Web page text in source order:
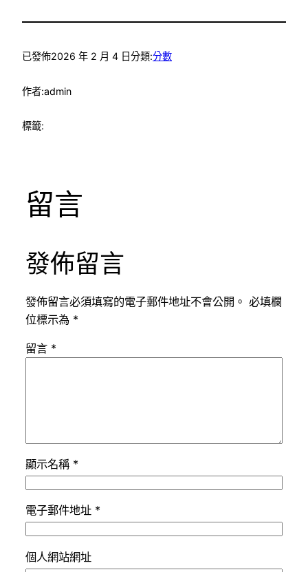
已發佈2026 年 2 月 4 日分類:分數
作者:admin
標籤:
留言
發佈留言
發佈留言必須填寫的電子郵件地址不會公開。 必填欄
位標示為 *
留言 *
顯示名稱 *
電子郵件地址 *
個人網站網址